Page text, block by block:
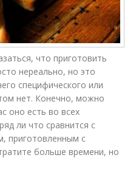
что приготовить
нереально, но это
специфического или
нет. Конечно, можно
оно есть во всех
ли что сравнится с
приготовленным с
больше времени, но